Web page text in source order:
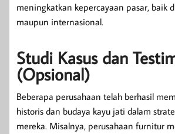
meningkatkan kepercayaan pasar, baik
maupun internasional.
Studi Kasus dan
(Opsional)
Beberapa perusahaan telah berhasil
historis dan budaya kayu jati dalam
mereka. Misalnya, perusahaan furnitur